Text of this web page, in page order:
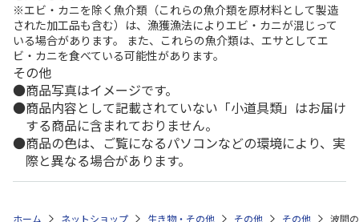
※エビ・カニを除く魚介類（これらの魚介類を原材料として製造
された加工品も含む）は、漁獲漁法によりエビ・カニが混じって
いる場合があります。 また、これらの魚介類は、エサとしてエ
ビ・カニを食べている可能性があります。
その他
商品写真はイメージです。
商品内容として記載されていない「小道具類」はお届け
する商品に含まれておりません。
商品の色は、ご覧になるパソコンなどの環境により、実
際と異なる場合があります。
ホーム ネットショップ 生き物・その他 その他 その他 波間